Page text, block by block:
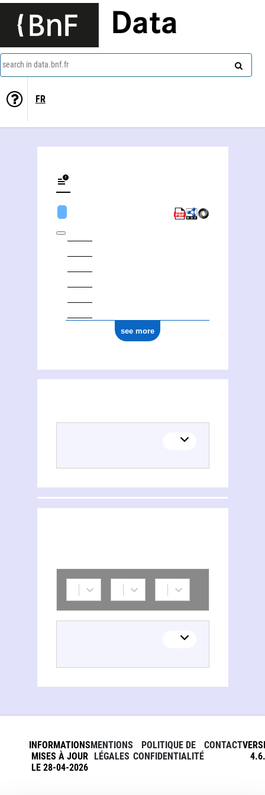
Data
search in data.bnf.fr
FR
see more
INFORMATIONS
MISES À JOUR
LE 28-04-2026
MENTIONS
LÉGALES
POLITIQUE DE
CONFIDENTIALITÉ
CONTACT